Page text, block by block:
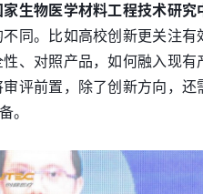
家生物医学材料工程技术研究
同。比如高校创新更关注
、对照产品，如何融入现
评前置，除了创新方向，
。